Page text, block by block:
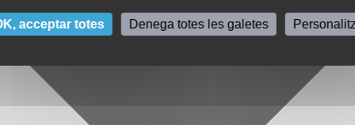
acceptar totes Denega totes les galetes